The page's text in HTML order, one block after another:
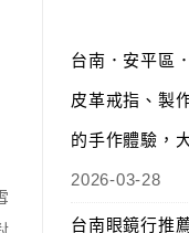
台南．安平區
皮革戒指、製
的手作體驗，
2026-03-28
台南眼鏡行推